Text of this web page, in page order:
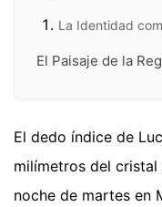
La Identidad
El Paisaje de la
El dedo índice de
milímetros del
noche de martes en